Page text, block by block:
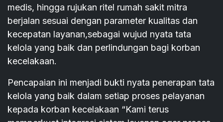
medis, hingga rujukan ritel rumah sakit mitra
berjalan sesuai dengan parameter kualitas dan
kecepatan layanan,sebagai wujud nyata tata
kelola yang baik dan perlindungan bagi korban
kecelakaan.
Pencapaian ini menjadi bukti nyata penerapan tata
kelola yang baik dalam setiap proses pelayanan
kepada korban kecelakaan “Kami terus